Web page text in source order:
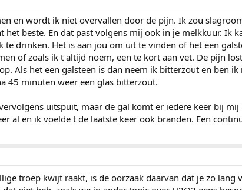
en wordt ik niet overvallen door de pijn. Ik zou
beste. En dat past volgens mij ook in je melkkuur. Ik
te drinken. Het is aan jou om uit te vinden of het een
of zoals ik t altijd noem, een te kort aan vet. De pijn
Als het een galsteen is dan neem ik bitterzout en ben ik
45 minuten weer een glas bitterzout.
uitspuit, maar de gal komt er iedere keer bij mij
al en ik voelde t de laatste keer ook branden. Een
troep kwijt raakt, is de oorzaak daarvan dat je zo lang